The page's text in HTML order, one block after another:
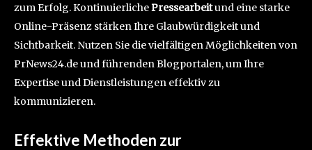
zum Erfolg. KontinuierlichePressearbeitund eine starke
Online-Präsenz stärken Ihre Glaubwürdigkeit und
Sichtbarkeit. Nutzen Sie die vielfältigen Möglichkeiten von
PrNews24.de und führenden Blogportalen, um Ihre
Expertise und Dienstleistungen effektiv zu
kommunizieren.
Effektive Methoden zur